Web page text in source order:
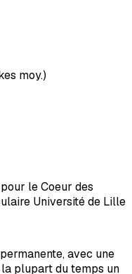
moy.)
le Coeur des
Université de Lille
avec une
plupart du temps un